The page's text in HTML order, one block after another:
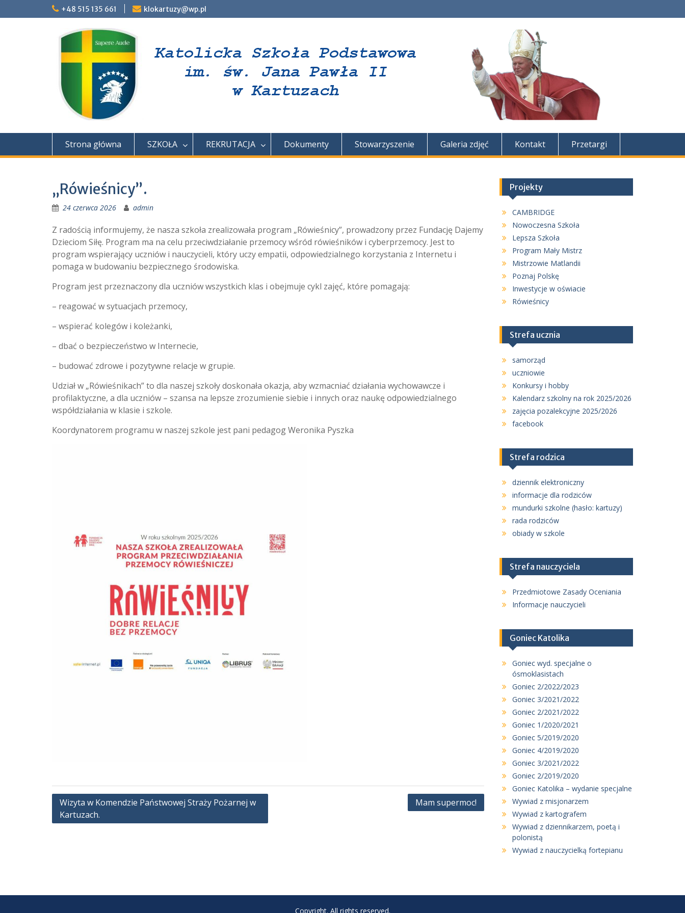
to
+48 515 135 661 klokartuzy@wp.pl
Strona główna SZKOŁA REKRUTACJA Dokumenty Stowarzyszenie Galeria zdjęć Kontakt Przetargi
„Rówieśnicy”.
24 czerwca 2026 admin
Z radością informujemy, że nasza szkoła zrealizowała program „Rówieśnicy”, prowadzony przez Fundację Dajemy
Dzieciom Siłę. Program ma na celu przeciwdziałanie przemocy wśród rówieśników i cyberprzemocy. Jest to
program wspierający uczniów i nauczycieli, który uczy empatii, odpowiedzialnego korzystania z Internetu i
pomaga w budowaniu bezpiecznego środowiska.
Program jest przeznaczony dla uczniów wszystkich klas i obejmuje cykl zajęć, które pomagają:
– reagować w sytuacjach przemocy,
– wspierać kolegów i koleżanki,
– dbać o bezpieczeństwo w Internecie,
– budować zdrowe i pozytywne relacje w grupie.
Udział w „Rówieśnikach” to dla naszej szkoły doskonała okazja, aby wzmacniać działania wychowawcze i
profilaktyczne, a dla uczniów – szansa na lepsze zrozumienie siebie i innych oraz naukę odpowiedzialnego
współdziałania w klasie i szkole.
Koordynatorem programu w naszej szkole jest pani pedagog Weronika Pyszka
Nawigacja
wpisu
Wizyta w Komendzie Państwowej Straży Pożarnej w
Kartuzach.
Mam supermoc!
Projekty
CAMBRIDGE
Nowoczesna Szkoła
Lepsza Szkoła
Program Mały Mistrz
Mistrzowie Matlandii
Poznaj Polskę
Inwestycje w oświacie
Rówieśnicy
Strefa ucznia
samorząd
uczniowie
Konkursy i hobby
Kalendarz szkolny na rok 2025/2026
zajęcia pozalekcyjne 2025/2026
facebook
Strefa rodzica
dziennik elektroniczny
informacje dla rodziców
mundurki szkolne (hasło: kartuzy)
rada rodziców
obiady w szkole
Strefa nauczyciela
Przedmiotowe Zasady Oceniania
Informacje nauczycieli
Goniec Katolika
Goniec wyd. specjalne o
ósmoklasistach
Goniec 2/2022/2023
Goniec 3/2021/2022
Goniec 2/2021/2022
Goniec 1/2020/2021
Goniec 5/2019/2020
Goniec 4/2019/2020
Goniec 3/2021/2022
Goniec 2/2019/2020
Goniec Katolika – wydanie specjalne
Wywiad z misjonarzem
Wywiad z kartografem
Wywiad z dziennikarzem, poetą i
polonistą
Wywiad z nauczycielką fortepianu
Copyright. All rights reserved.